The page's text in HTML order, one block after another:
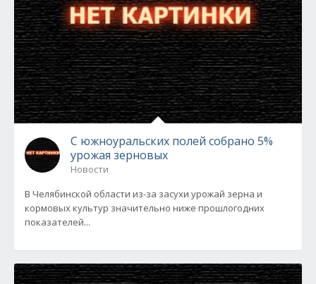
С южноуральских полей собрано 5%
урожая зерновых
Новости
В Челябинской области из-за засухи урожай зерна и
кормовых культур значительно ниже прошлогодних
показателей...